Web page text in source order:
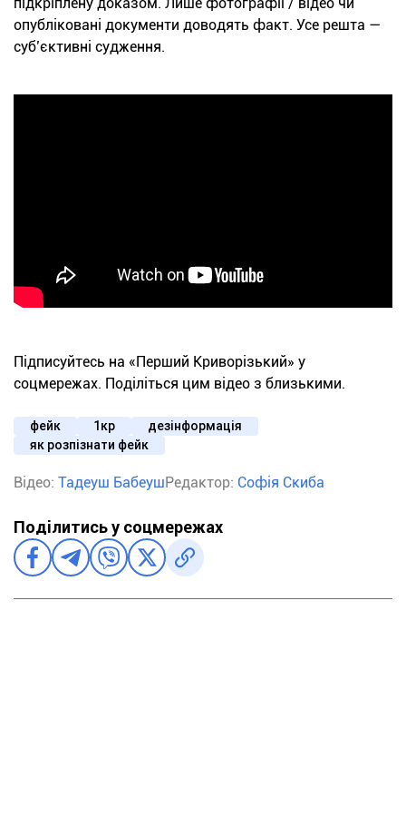
опубліковані документи доводять факт. Усе решта —
суб’єктивні судження.
Підписуйтесь на «Перший Криворізький» у
соцмережах. Поділіться цим відео з близькими.
фейк 1кр
дезінформація
як розпізнати фейк
Відео: Тадеуш Бабеуш Редактор: Софія Скиба
Поділитись у соцмережах